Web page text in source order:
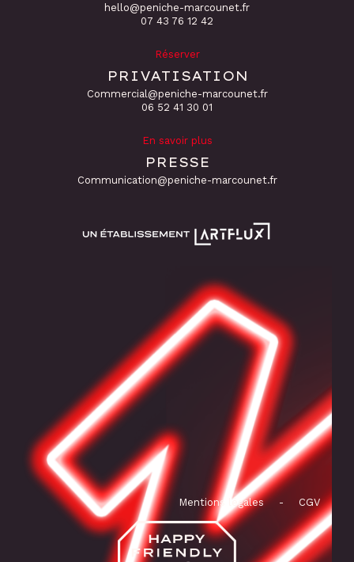
hello@peniche-marcounet.fr
‭07 43 76 12 42
Réserver
PRIVATISATION
Commercial@peniche-marcounet.fr
06 52 41 30 01
En savoir plus
PRESSE
Communication@peniche-marcounet.fr
Mentions légales - CGV